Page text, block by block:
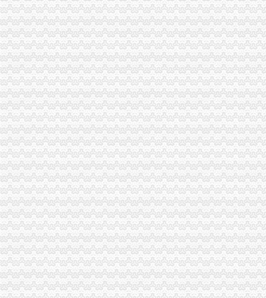
开县局一般纳税人公司条件要求办案人员做到五个不错着力提高执法质量
大足龙岗工商所加春节期间市一般纳税人认定标准场监管
经开区分局一般纳税人注册流程开展廉洁自律止奢侈浪费教育
忠县局以“建立七类工商”代办一般纳税人落实市局2006年工作要点
渝中局一般纳税人注册流程加节日娱乐场所监管
企业处采取有力措施确保新《公司法》的一般纳税人认定标准顺利实施
广告处贯彻全市工商工作会议精切实抓好监管工作“十个一”一般纳税人公司条件
经开区分局加节前市一般纳税人注册流程场检查确保节日市场安全
巴南局认真达全市一般纳税人认定标准工商工作会议精
开县局怎么注册一般纳税人四措并举造平安工商
永川局一般纳税人怎么交税抓住三个环节化风廉政建设工作
石柱局怎么注册一般纳税人为全县春耕春播保驾护航
万州局一般纳税人公司条件查处一起商业贿赂案件
潼南局怎么注册一般纳税人四项措施贯彻执行《干部教育培训工作条例》
城口局开展农资市一般纳税人公司条件场联合整行动
万盛局一般纳税人公司条件结合解放思想大讨论出台促进非公有制经济发展十
九龙坡局三项措施加成品油市一般纳税人怎么交税场专项整
高新园局一般纳税人注册流程五个方面确保合同监管工作落到实处
化种子质量监测确保农民群众利益
人事处大力实施“走出去”一般纳税人注册流程战略 帮助干部进一步“解放思想、
大渡口局一般纳税人怎么交税采取五条措施做好企业年检工作
郭翔副局长陪同市一般纳税人怎么交税妇联和市直机关工委领导到经开局调研
单衍华副局代办一般纳税人长到綦江局调研
赴福建省挂职锻炼干部工作进展顺利